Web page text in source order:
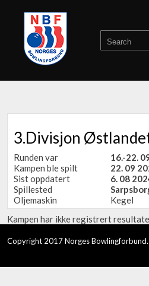
3.Divisjon
Runden var
16.-22.
Kampen ble spilt
22. 09
Sist oppdatert
6. 08
Spillested
Oljemaskin
Kegel
Kampen har ikke registrert
Copyright 2017 Norges Bowlingforbund.